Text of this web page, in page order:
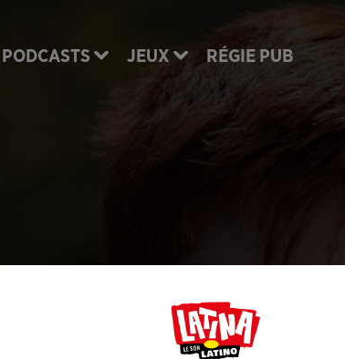
PODCASTS JEUX RÉGIE PUB
aux roux a
parisien